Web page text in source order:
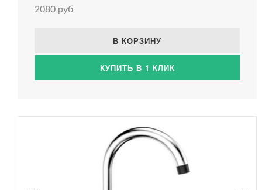
2080 руб
В КОРЗИНУ
КУПИТЬ В 1 КЛИК